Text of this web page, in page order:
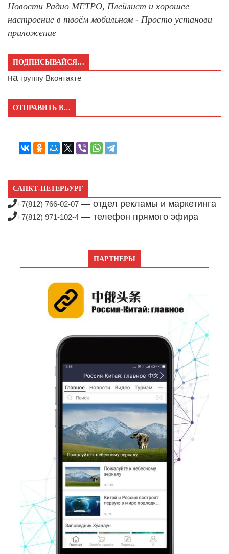
Новости Радио МЕТРО, Плейлист и хорошее
настроение в твоём мобильном - Просто установи
приложение
ПОДПИСЫВАЙСЯ…
на группу Вконтакте
ОТПРАВИТЬ В…
САНКТ-ПЕТЕРБУРГ
+7(812) 766-02-07 — отдел рекламы и маркетинга
+7(812) 971-102-4 — телефон прямого эфира
ПАРТНЕРЫ